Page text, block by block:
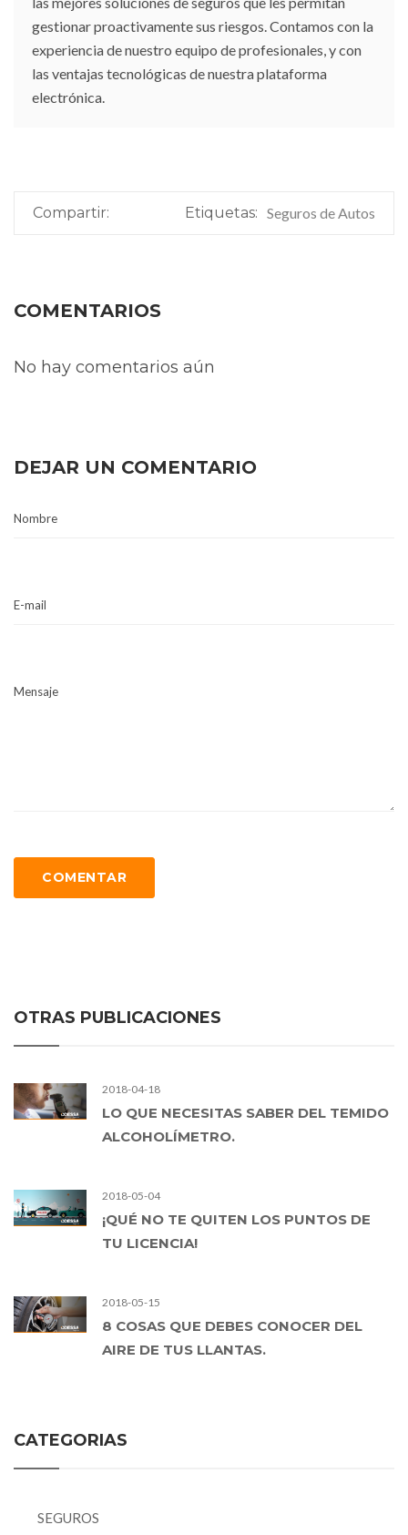
gestionar proactivamente sus riesgos. Contamos con la
experiencia de nuestro equipo de profesionales, y con
las ventajas tecnológicas de nuestra plataforma
electrónica.
Compartir: Etiquetas: Seguros de Autos
COMENTARIOS
No hay comentarios aún
DEJAR UN COMENTARIO
Nombre
E-mail
Mensaje
COMENTAR
OTRAS PUBLICACIONES
2018-04-18
LO QUE NECESITAS SABER DEL TEMIDO
ALCOHOLÍMETRO.
2018-05-04
¡QUÉ NO TE QUITEN LOS PUNTOS DE
TU LICENCIA!
2018-05-15
8 COSAS QUE DEBES CONOCER DEL
AIRE DE TUS LLANTAS.
CATEGORIAS
SEGUROS